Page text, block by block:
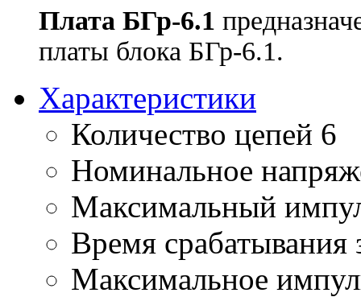
Плата БГр-6.1
платы блока БГр-6.1.
Характеристики
Количество цепей 6
Номинальное
Максимальный
Время
Максимальное